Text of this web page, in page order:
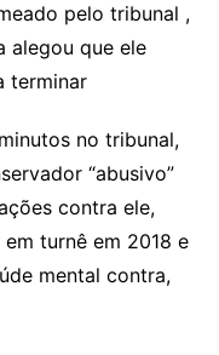
pelo tribunal ,
alegou que ele
terminar
no tribunal,
“abusivo”
contra ele,
turnê em 2018 e
mental contra,